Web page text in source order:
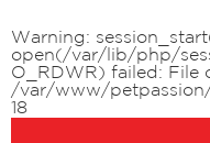
Warning :
open(/var/lib/php/
O_RDWR) failed: File
/var/www/
18